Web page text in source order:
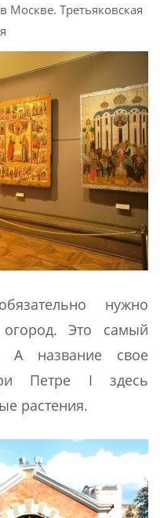
Москве. Третьяковская
нужно
огород. Это самый
А название свое
Петре I здесь
растения.